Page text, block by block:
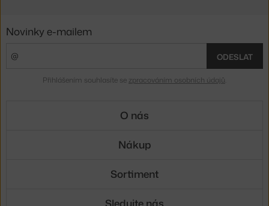
Novinky e-mailem
ODESLAT
Přihlášením souhlasíte se zpracováním osobních údajů
O nás
Nákup
Sortiment